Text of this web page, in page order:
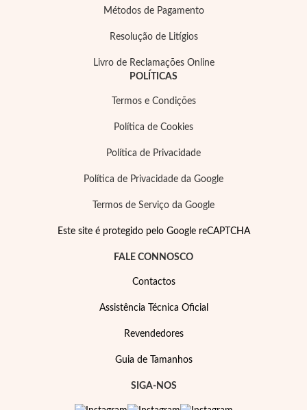
Special Prices
Métodos de Pagamento
Resolução de Litígios
Livro de Reclamações Online
POLÍTICAS
Termos e Condições
Política de Cookies
Política de Privacidade
Política de Privacidade da Google
Termos de Serviço da Google
Este site é protegido pelo Google reCAPTCHA
FALE CONNOSCO
Contactos
Assistência Técnica Oficial
Revendedores
Guia de Tamanhos
SIGA-NOS